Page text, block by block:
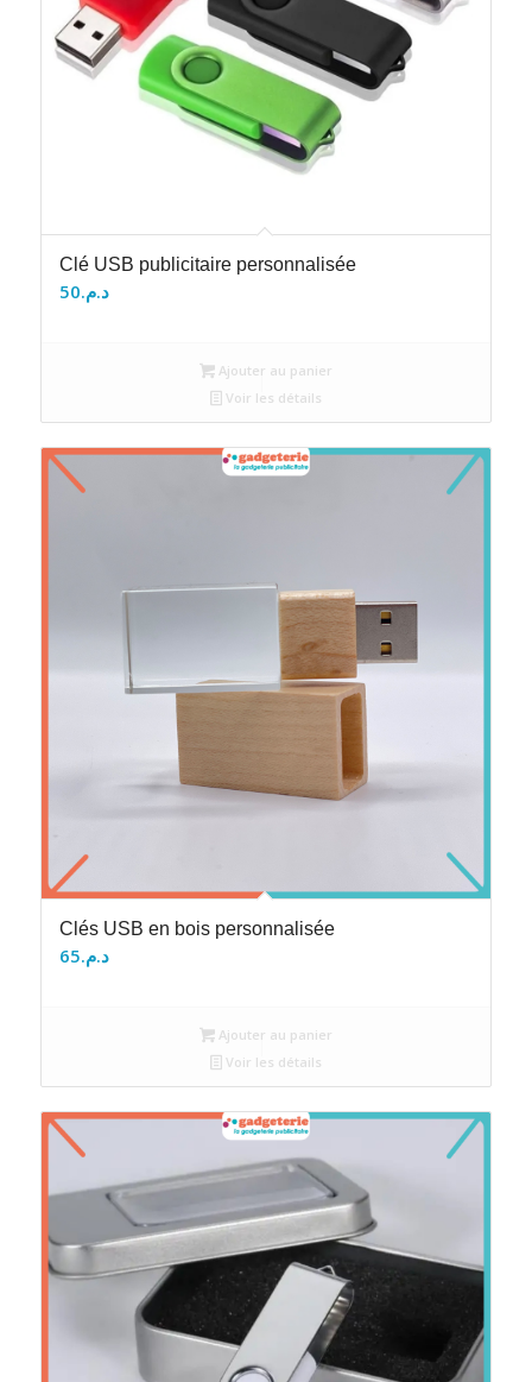
Clé USB publicitaire personnalisée
د.م.50
Ajouter au panier
Voir les détails
Clés USB en bois personnalisée
د.م.65
Ajouter au panier
Voir les détails